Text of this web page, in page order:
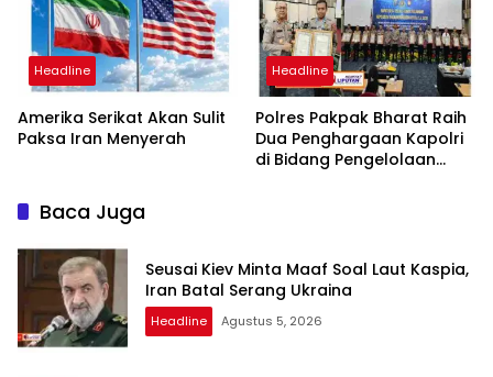
Headline
Amerika Serikat Akan Sulit
Paksa Iran Menyerah
Headline
Polres Pakpak Bharat Raih
Dua Penghargaan Kapolri
di Bidang Pengelolaan
Baca Juga
Seusai Kiev Minta Maaf Soal Laut Kaspia,
Iran Batal Serang Ukraina
Headline Agustus 5, 2026